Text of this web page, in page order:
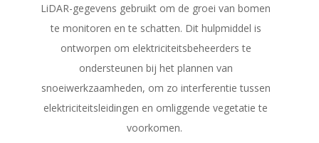
LiDAR-gegevens gebruikt om de groei van bomen
te monitoren en te schatten. Dit hulpmiddel is
ontworpen om elektriciteitsbeheerders te
ondersteunen bij het plannen van
snoeiwerkzaamheden, om zo interferentie tussen
elektriciteitsleidingen en omliggende vegetatie te
voorkomen.